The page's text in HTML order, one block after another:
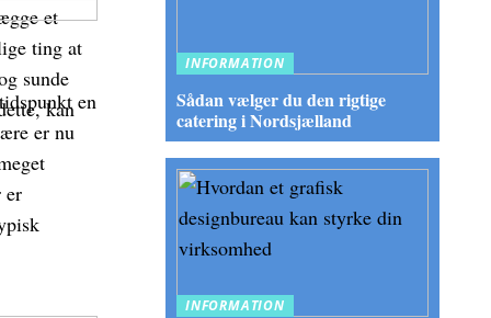
et
ting at
sunde
kanen
er nu
er
INFORMATION
Sådan vælger du den rigtige
catering i Nordsjælland
INFORMATION